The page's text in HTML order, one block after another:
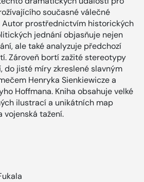
současné válečné
Autor prostřednictvím historických
jednání objasňuje nejen
ale také analyzuje předchozí
Zároveň bortí zažité stereotypy
do jisté míry zkreslené slavným
Henryka Sienkiewicze a
Hoffmana. Kniha obsahuje velké
ilustrací a unikátních map
tažení.